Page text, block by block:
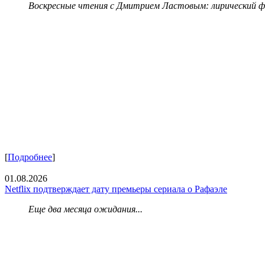
Воскресные чтения с Дмитрием Ластовым: лирический
[Подробнее]
01.08.2026
Netflix подтверждает дату премьеры сериала о Рафаэле
Еще два месяца ожидания...